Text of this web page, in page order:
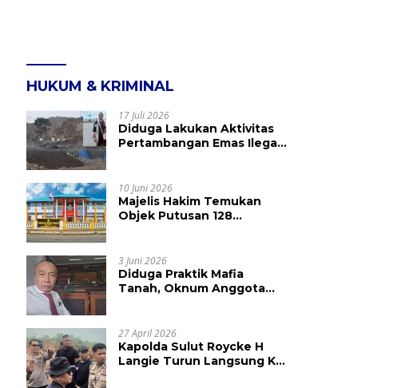
HUKUM & KRIMINAL
17 Juli 2026
Diduga Lakukan Aktivitas
Pertambangan Emas Ilegal
Tangkap Vinni Sondakh
10 Juni 2026
Majelis Hakim Temukan
Objek Putusan 128
Atas Putusan PN Tondano
3 Juni 2026
Diduga Praktik Mafia
Tanah, Oknum Anggota
27 April 2026
Kapolda Sulut Roycke H
Langie Turun Langsung Ke